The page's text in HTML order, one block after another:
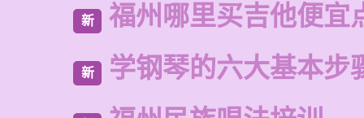
新 福州哪里买吉他便宜
新 学钢琴的六大基本步